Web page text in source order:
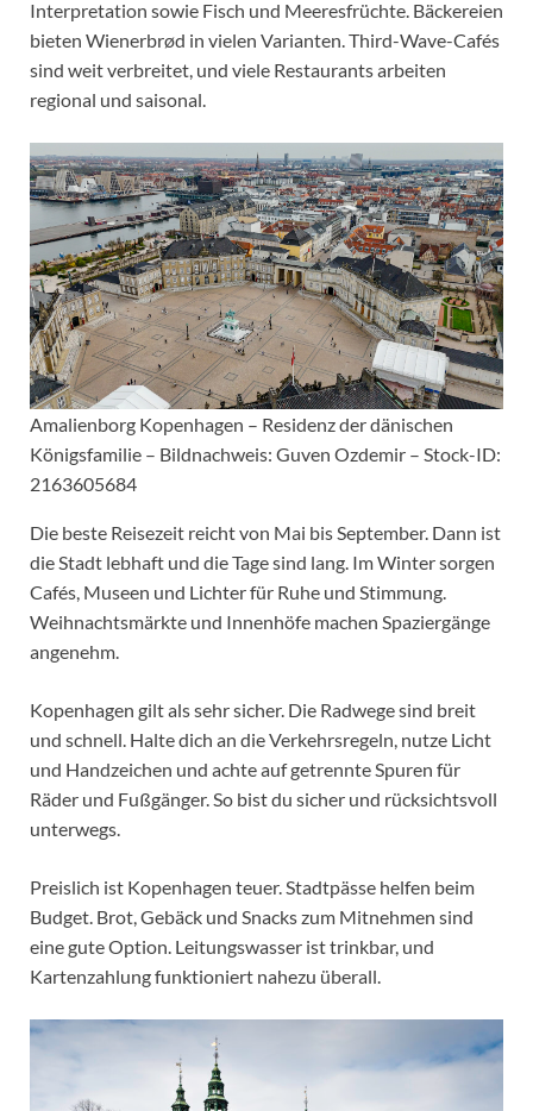
Interpretation sowie Fisch und Meeresfrüchte. Bäckereien
bieten Wienerbrød in vielen Varianten. Third-Wave-Cafés
sind weit verbreitet, und viele Restaurants arbeiten
regional und saisonal.
Amalienborg Kopenhagen – Residenz der dänischen
Königsfamilie – Bildnachweis: Guven Ozdemir – Stock-ID:
2163605684
Die beste Reisezeit reicht von Mai bis September. Dann ist
die Stadt lebhaft und die Tage sind lang. Im Winter sorgen
Cafés, Museen und Lichter für Ruhe und Stimmung.
Weihnachtsmärkte und Innenhöfe machen Spaziergänge
angenehm.
Kopenhagen gilt als sehr sicher. Die Radwege sind breit
und schnell. Halte dich an die Verkehrsregeln, nutze Licht
und Handzeichen und achte auf getrennte Spuren für
Räder und Fußgänger. So bist du sicher und rücksichtsvoll
unterwegs.
Preislich ist Kopenhagen teuer. Stadtpässe helfen beim
Budget. Brot, Gebäck und Snacks zum Mitnehmen sind
eine gute Option. Leitungswasser ist trinkbar, und
Kartenzahlung funktioniert nahezu überall.